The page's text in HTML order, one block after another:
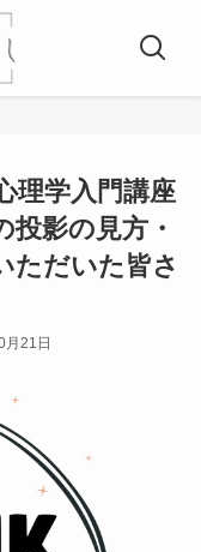
理学入門講座
投影の見方・
ただいた皆さ
月21日